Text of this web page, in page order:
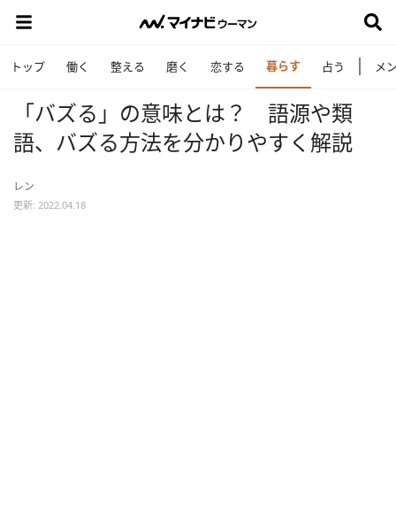
トップ 働く 整える 磨く 恋する 暮らす 占う メ
「バズる」の意味とは？ 語源や類
語、バズる方法を分かりやすく解説
レン
更新: 2022.04.18